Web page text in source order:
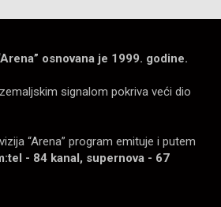
osnovana je 1999. godine.
signalom pokriva veći dio
“Arena” program emituje i putem
- 84 kanal, supernova - 67